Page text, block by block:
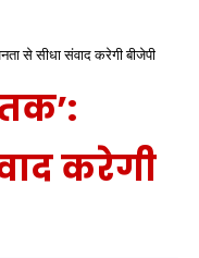
से सीधा संवाद करेगी बीजेपी
करेगी